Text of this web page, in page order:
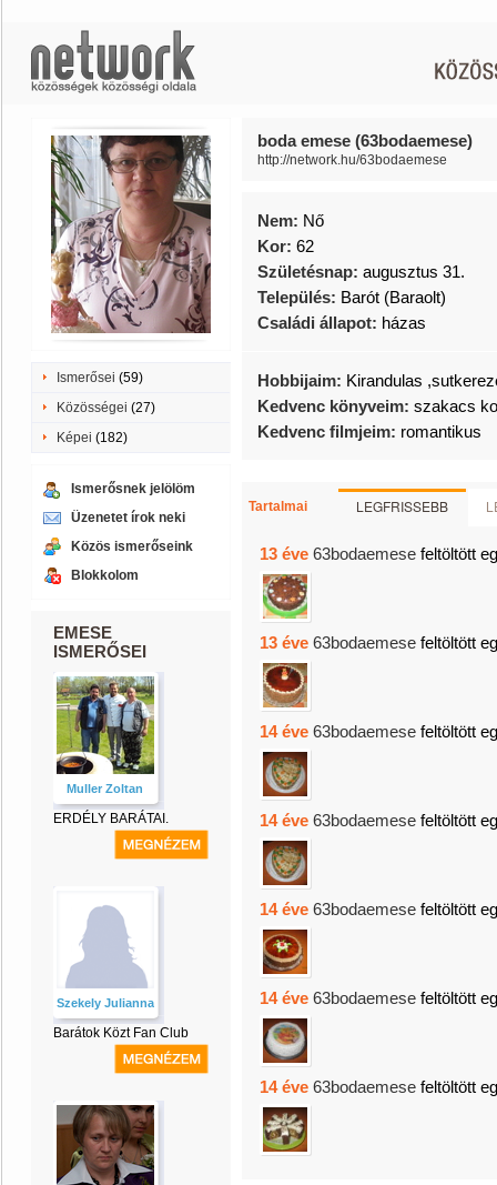
Ismerősei (59)
Közösségei (27)
Képei (182)
Ismerősnek jelölöm
Üzenetet írok neki
Közös ismerőseink
Blokkolom
EMESE
ISMERŐSEI
Muller Zoltan
ERDÉLY BARÁTAI.
Szekely Julianna
Barátok Közt Fan Club
boda emese (63bodaemese)
http://network.hu/63bodaemese
Nem: Nő
Kor: 62
Születésnap: augusztus 31.
Település: Barót (Baraolt)
Családi állapot: házas
Hobbijaim: Kirandulas
Kedvenc könyveim: szakacs
Kedvenc filmjeim: romantikus
Tartalmai LEGFRISSEBB
13 éve 63bodaemese feltöltött
13 éve 63bodaemese feltöltött
14 éve 63bodaemese feltöltött
14 éve 63bodaemese feltöltött
14 éve 63bodaemese feltöltött
14 éve 63bodaemese feltöltött
14 éve 63bodaemese feltöltött